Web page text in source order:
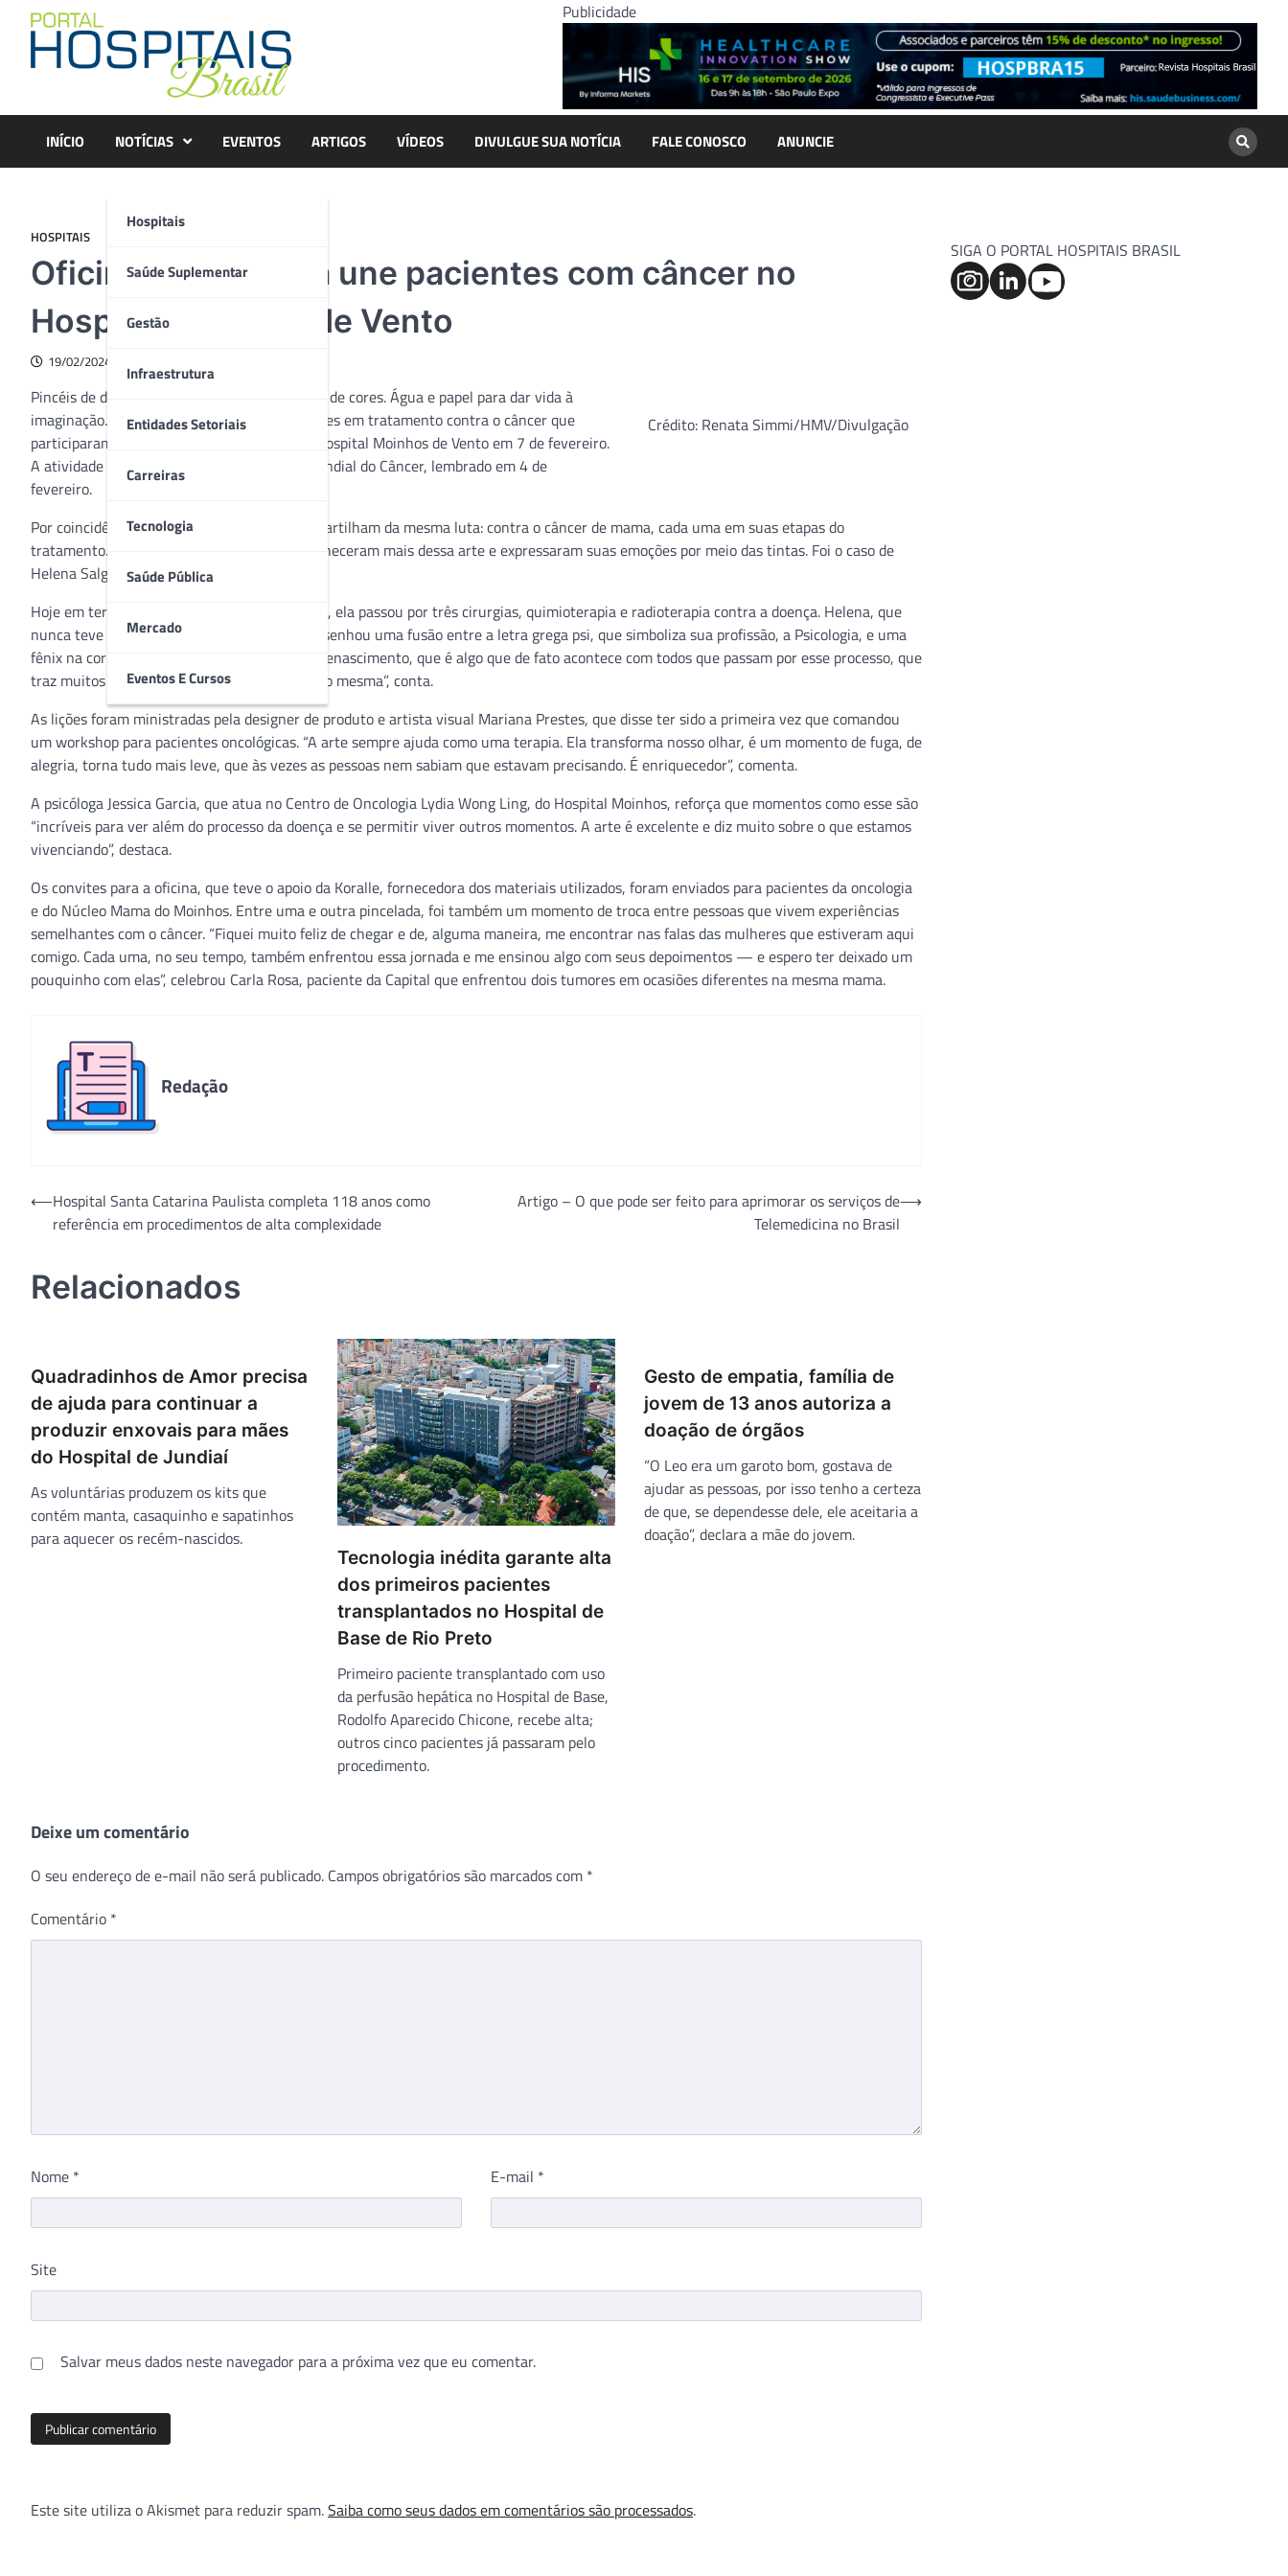
content
Publicidade
INÍCIO NOTÍCIAS
Hospitais
Saúde Suplementar
Gestão
Infraestrutura
Entidades Setoriais
Carreiras
Tecnologia
Saúde Pública
Mercado
Eventos E Cursos
EVENTOS ARTIGOS VÍDEOS DIVULGUE SUA NOTÍCIA FALE CONOSCO ANUNCIE
HOSPITAIS
Oficina de aquarela une pacientes com câncer no
Hospital Moinhos de Vento
19/02/2024
Crédito: Renata Simmi/HMV/Divulgação
Pincéis de diferentes tamanhos. Godês cheios de cores. Água e papel para dar vida à
imaginação. Assim foi a tarde para 12 pacientes em tratamento contra o câncer que
participaram de uma oficina de aquarela no Hospital Moinhos de Vento em 7 de fevereiro.
A atividade foi realizada em alusão ao Dia Mundial do Câncer, lembrado em 4 de
fevereiro.
Por coincidência, todas as participantes compartilham da mesma luta: contra o câncer de mama, cada uma em suas etapas do
tratamento. Ao longo de duas horas, elas conheceram mais dessa arte e expressaram suas emoções por meio das tintas. Foi o caso de
Helena Salgueiro, de Porto Alegre.
Hoje em terapia com bloqueadores hormonais, ela passou por três cirurgias, quimioterapia e radioterapia contra a doença. Helena, que
nunca teve contato antes com a aquarela, desenhou uma fusão entre a letra grega psi, que simboliza sua profissão, a Psicologia, e uma
fênix na cor rosa. “Procurei dar uma ideia de renascimento, que é algo que de fato acontece com todos que passam por esse processo, que
traz muitos aprendizados e reconexões comigo mesma”, conta.
As lições foram ministradas pela designer de produto e artista visual Mariana Prestes, que disse ter sido a primeira vez que comandou
um workshop para pacientes oncológicas. “A arte sempre ajuda como uma terapia. Ela transforma nosso olhar, é um momento de fuga, de
alegria, torna tudo mais leve, que às vezes as pessoas nem sabiam que estavam precisando. É enriquecedor”, comenta.
A psicóloga Jessica Garcia, que atua no Centro de Oncologia Lydia Wong Ling, do Hospital Moinhos, reforça que momentos como esse são
“incríveis para ver além do processo da doença e se permitir viver outros momentos. A arte é excelente e diz muito sobre o que estamos
vivenciando”, destaca.
Os convites para a oficina, que teve o apoio da Koralle, fornecedora dos materiais utilizados, foram enviados para pacientes da oncologia
e do Núcleo Mama do Moinhos. Entre uma e outra pincelada, foi também um momento de troca entre pessoas que vivem experiências
semelhantes com o câncer. “Fiquei muito feliz de chegar e de, alguma maneira, me encontrar nas falas das mulheres que estiveram aqui
comigo. Cada uma, no seu tempo, também enfrentou essa jornada e me ensinou algo com seus depoimentos — e espero ter deixado um
pouquinho com elas”, celebrou Carla Rosa, paciente da Capital que enfrentou dois tumores em ocasiões diferentes na mesma mama.
Redação
Navegação
⟵Hospital Santa Catarina Paulista completa 118 anos como
referência em procedimentos de alta complexidade
Artigo – O que pode ser feito para aprimorar os serviços de
Telemedicina no Brasil
⟶
Relacionados
Quadradinhos de Amor precisa
de ajuda para continuar a
produzir enxovais para mães
do Hospital de Jundiaí
As voluntárias produzem os kits que
contém manta, casaquinho e sapatinhos
para aquecer os recém-nascidos.
Tecnologia inédita garante alta
dos primeiros pacientes
transplantados no Hospital de
Base de Rio Preto
Primeiro paciente transplantado com uso
da perfusão hepática no Hospital de Base,
Rodolfo Aparecido Chicone, recebe alta;
outros cinco pacientes já passaram pelo
procedimento.
Gesto de empatia, família de
jovem de 13 anos autoriza a
doação de órgãos
“O Leo era um garoto bom, gostava de
ajudar as pessoas, por isso tenho a certeza
de que, se dependesse dele, ele aceitaria a
doação”, declara a mãe do jovem.
Deixe um comentário
O seu endereço de e-mail não será publicado. Campos obrigatórios são marcados com *
Comentário *
Nome * E-mail *
Site
Salvar meus dados neste navegador para a próxima vez que eu comentar.
Este site utiliza o Akismet para reduzir spam.Saiba como seus dados em comentários são processados.
SIGA O PORTAL HOSPITAIS BRASIL